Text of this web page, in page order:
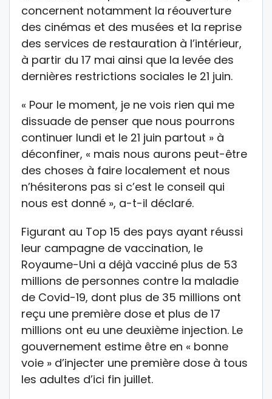
concernent notamment la réouverture
des cinémas et des musées et la reprise
des services de restauration à l’intérieur,
à partir du 17 mai ainsi que la levée des
dernières restrictions sociales le 21 juin.
« Pour le moment, je ne vois rien qui me
dissuade de penser que nous pourrons
continuer lundi et le 21 juin partout » à
déconfiner, « mais nous aurons peut-être
des choses à faire localement et nous
n’hésiterons pas si c’est le conseil qui
nous est donné », a-t-il déclaré.
Figurant au Top 15 des pays ayant réussi
leur campagne de vaccination, le
Royaume-Uni a déjà vacciné plus de 53
millions de personnes contre la maladie
de Covid-19, dont plus de 35 millions ont
reçu une première dose et plus de 17
millions ont eu une deuxième injection. Le
gouvernement estime être en « bonne
voie » d’injecter une première dose à tous
les adultes d’ici fin juillet.